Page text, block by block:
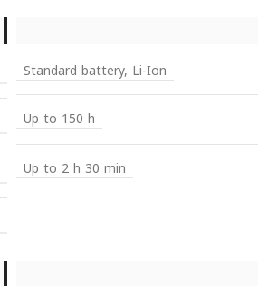
Standard battery, Li-Ion
Up to 150 h
Up to 2 h 30 min